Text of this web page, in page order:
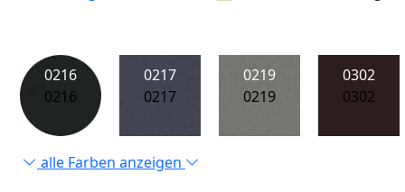
0216
0216
0217
0217
0219
0219
0302
0302
alle Farben anzeigen